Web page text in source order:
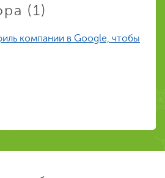
(1)
компании в Google, чтобы